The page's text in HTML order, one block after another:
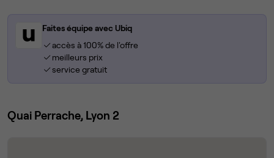
Faites équipe avec Ubiq
accès à 100% de l'offre
meilleurs prix
service gratuit
Quai Perrache, Lyon 2